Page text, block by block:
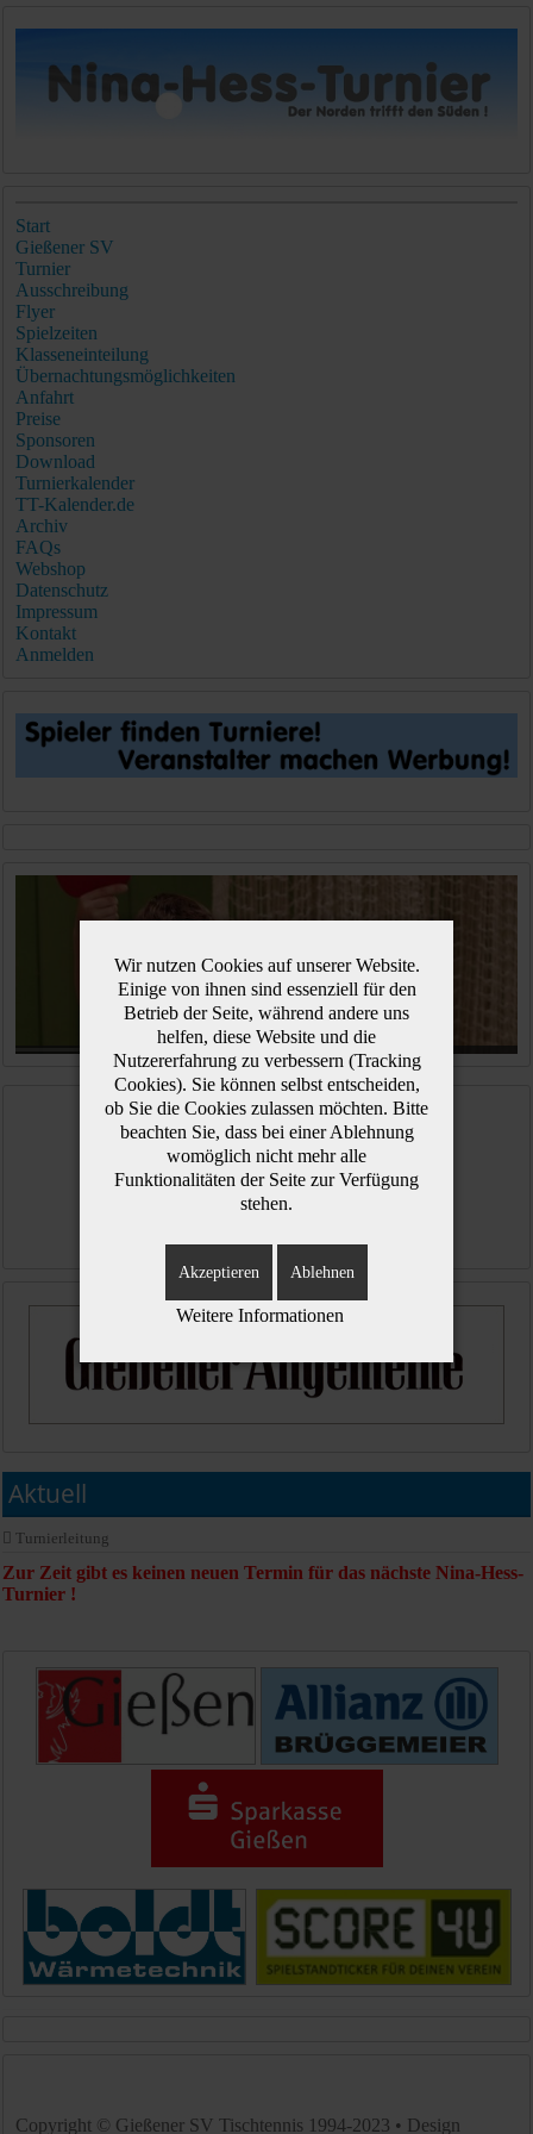
Start
Gießener SV
Turnier
Ausschreibung
Flyer
Spielzeiten
Klasseneinteilung
Übernachtungsmöglichkeiten
Anfahrt
Preise
Sponsoren
Download
Turnierkalender
TT-Kalender.de
Archiv
FAQs
Webshop
Datenschutz
Impressum
Kontakt
Anmelden
Aktuell
Turnierleitung
Zur Zeit gibt es keinen neuen Termin für das nächste Nina-Hess-
Turnier !
Copyright © Gießener SV Tischtennis 1994-2023 • Design
Wir nutzen Cookies auf unserer Website.
Einige von ihnen sind essenziell für den
Betrieb der Seite, während andere uns
helfen, diese Website und die
Nutzererfahrung zu verbessern (Tracking
Cookies). Sie können selbst entscheiden,
ob Sie die Cookies zulassen möchten. Bitte
beachten Sie, dass bei einer Ablehnung
womöglich nicht mehr alle
Funktionalitäten der Seite zur Verfügung
stehen.
Akzeptieren Ablehnen
Weitere Informationen